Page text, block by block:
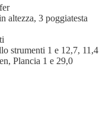
altezza, 3 poggiatesta
strumenti 1 e 12,7, 11,4
Plancia 1 e 29,0